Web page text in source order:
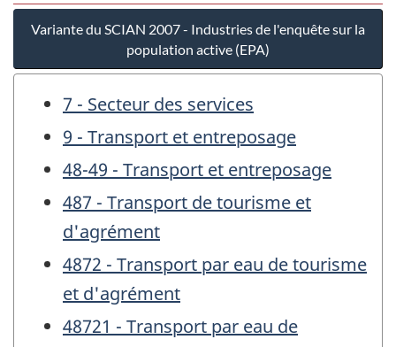
Variante du SCIAN 2007 - Industries de l'enquête sur la
population active (EPA)
7 - Secteur des services
9 - Transport et entreposage
48-49 - Transport et entreposage
487 - Transport de tourisme et
d'agrément
4872 - Transport par eau de tourisme
et d'agrément
48721 - Transport par eau de